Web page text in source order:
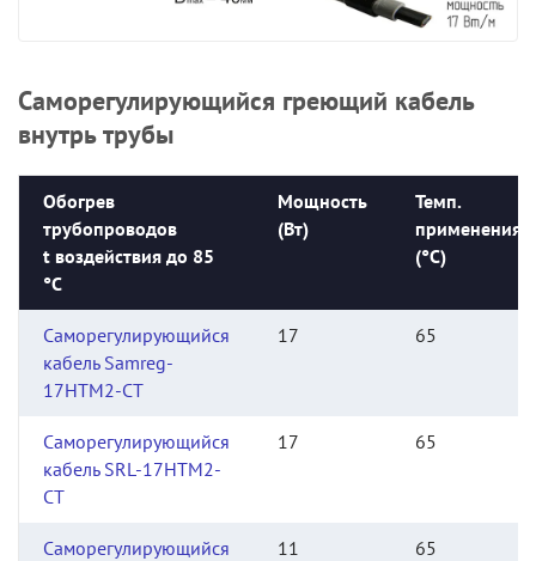
Саморегулирующийся греющий кабель
внутрь трубы
Обогрев
трубопроводов
t воздействия до 85
°С
Мощность
(Вт)
Темп.
применения
(°С)
Саморегулирующийся
кабель Samreg-
17HTM2-CT
17 65
Саморегулирующийся
кабель SRL-17HTM2-
CT
17 65
Саморегулирующийся
11 65